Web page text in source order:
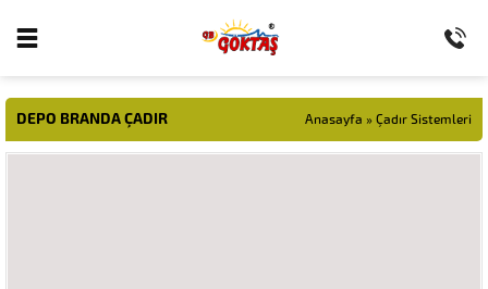
DEPO BRANDA ÇADIR Anasayfa » Çadır Sistemleri